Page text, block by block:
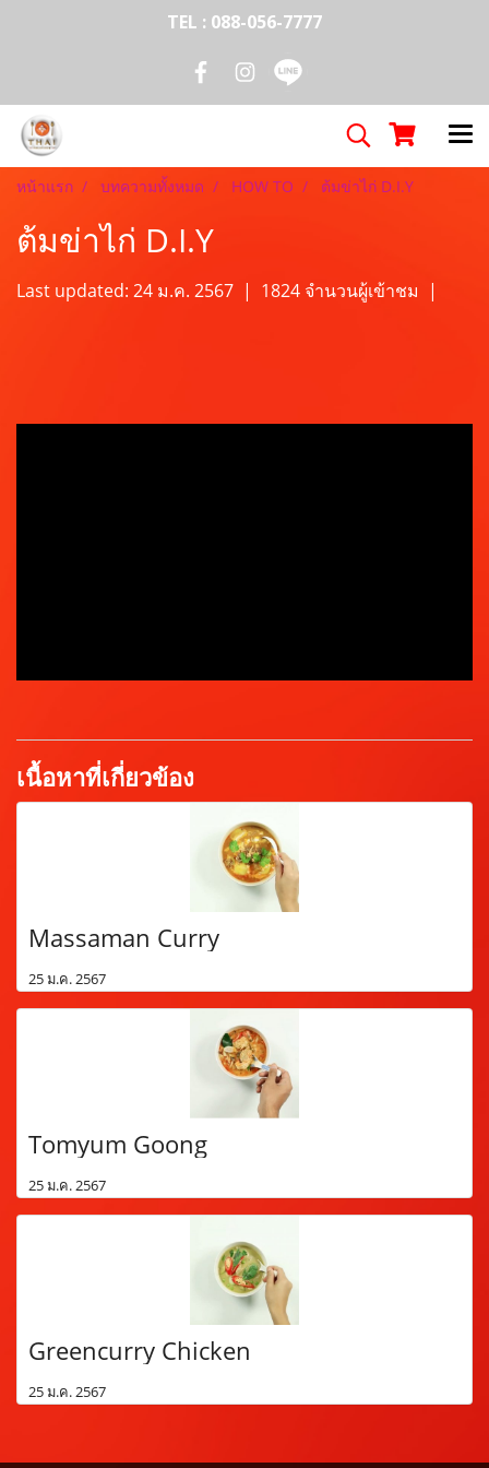
TEL : 088-056-7777
หน้าแรก บทความทั้งหมด HOW TO ต้มข่าไก่ D.I.Y
ต้มข่าไก่ D.I.Y
Last updated: 24 ม.ค. 2567 | 1824 จำนวนผู้เข้าชม |
เนื้อหาที่เกี่ยวข้อง
Massaman Curry
25 ม.ค. 2567
Tomyum Goong
25 ม.ค. 2567
Greencurry Chicken
25 ม.ค. 2567